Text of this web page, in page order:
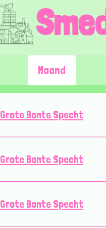
Maand
Grote Bonte Specht
Grote Bonte Specht
Grote Bonte Specht